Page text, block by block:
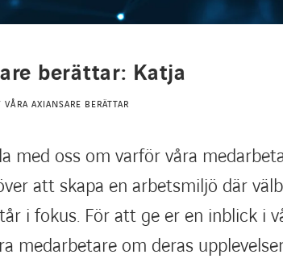
berättar: Katja
AXIANSARE BERÄTTAR
med oss om varför våra
att skapa en arbetsmiljö där
i fokus. För att ge er en inblick i
medarbetare om deras